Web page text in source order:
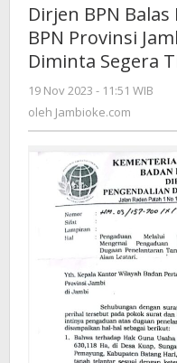
Dirjen BPN
BPN Provinsi
Diminta Segera
19 Nov 2023 - 11:51 WIB
oleh Jambioke.com